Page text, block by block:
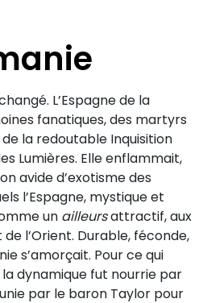
L’Espagne de la
fanatiques, des martyrs
la redoutable Inquisition
Lumières. Elle enflammait,
avide d’exotisme des
l’Espagne, mystique et
un ailleursattractif, aux
l’Orient. Durable, féconde,
s’amorçait. Pour ce qui
dynamique fut nourrie par
par le baron Taylor pour